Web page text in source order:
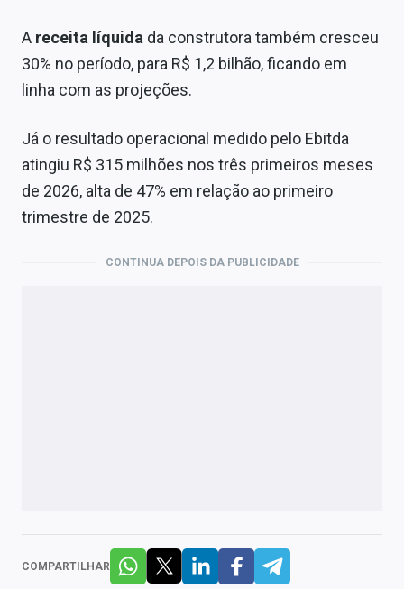
A receita líquida da construtora também cresceu
30% no período, para R$ 1,2 bilhão, ficando em
linha com as projeções.
Já o resultado operacional medido pelo Ebitda
atingiu R$ 315 milhões nos três primeiros meses
de 2026, alta de 47% em relação ao primeiro
trimestre de 2025.
CONTINUA DEPOIS DA PUBLICIDADE
COMPARTILHAR